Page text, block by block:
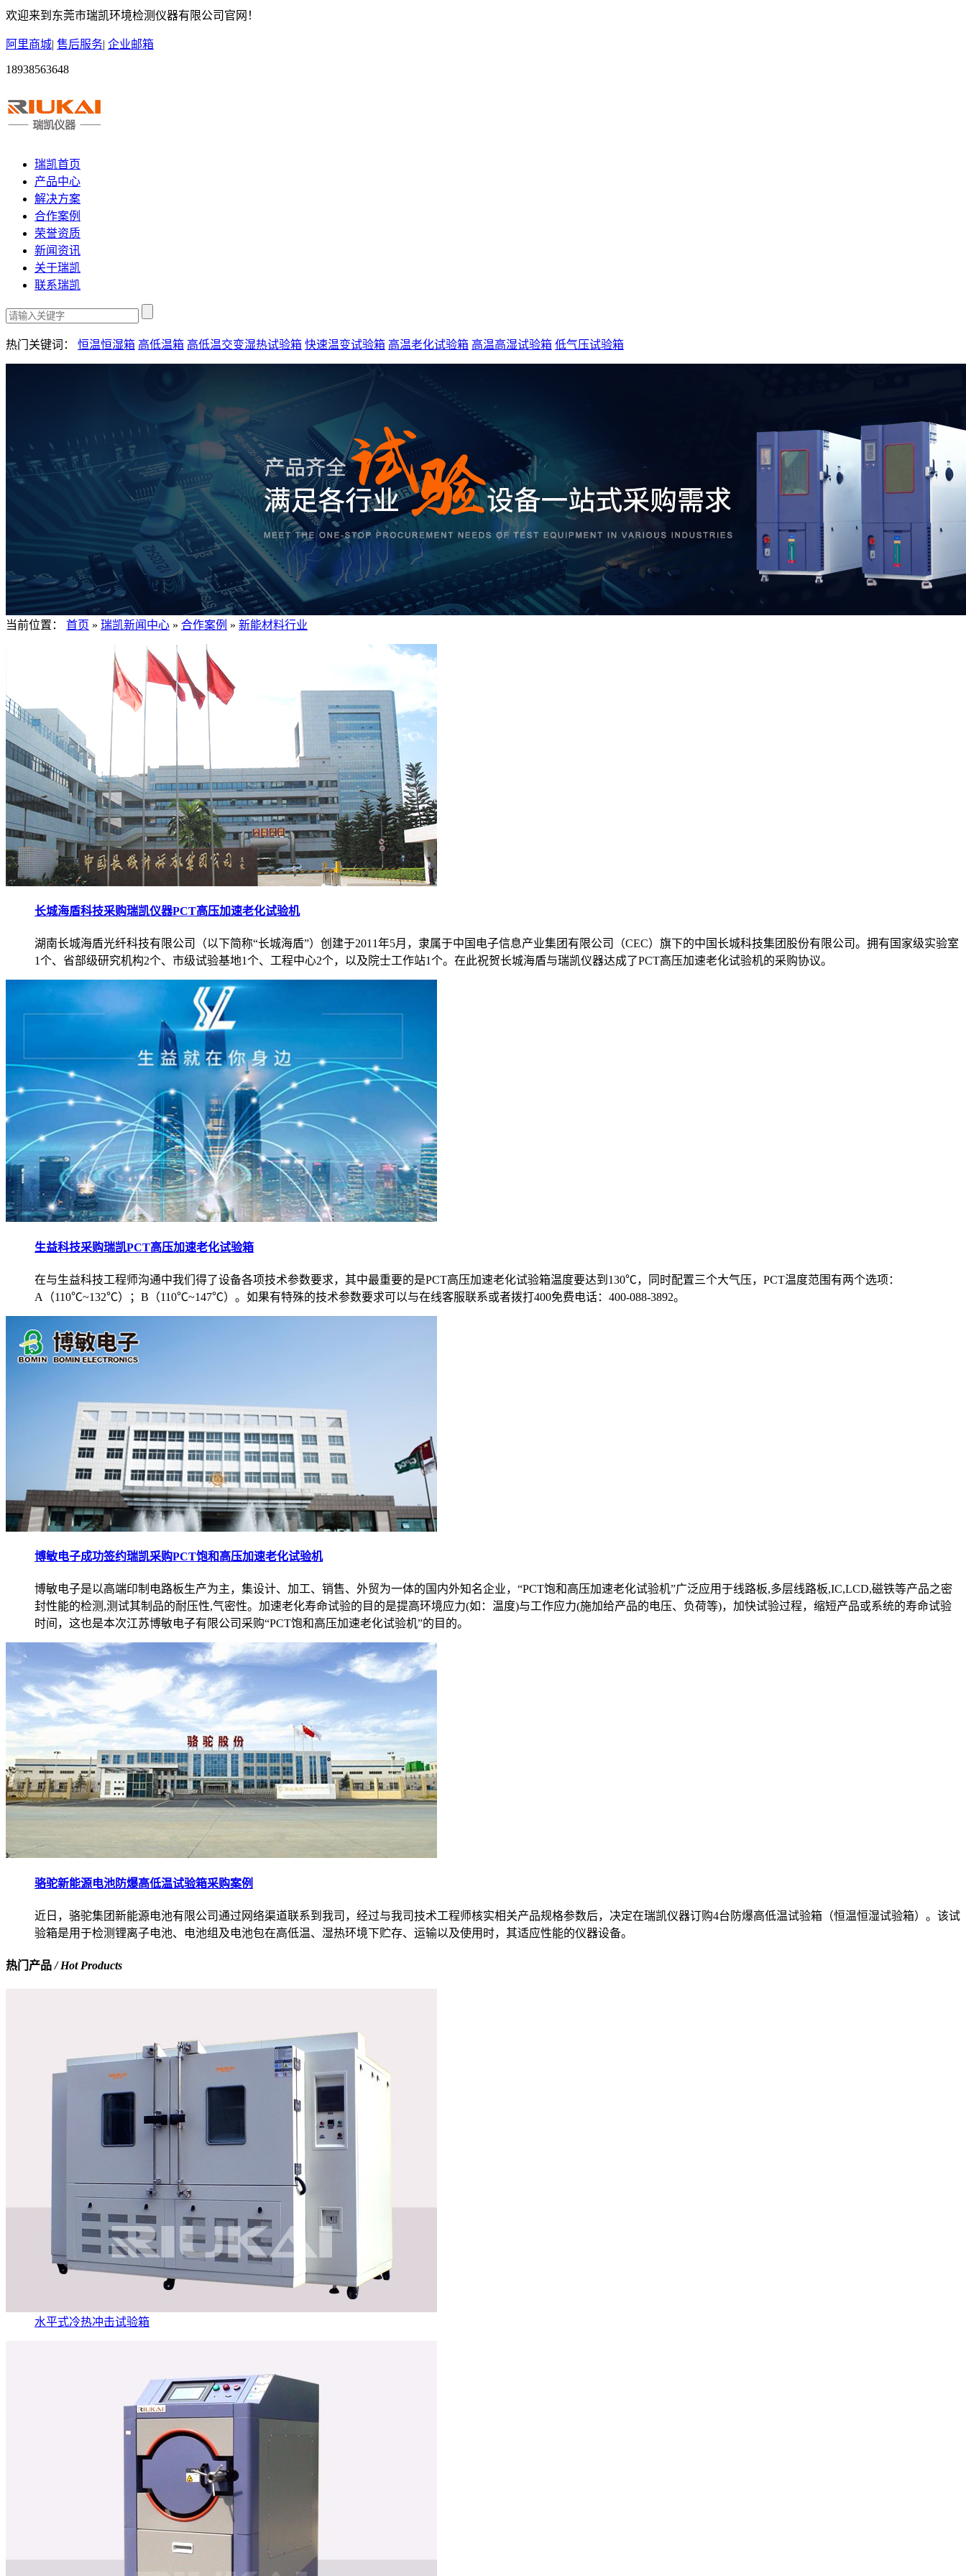
欢迎来到东莞市瑞凯环境检测仪器有限公司官网！
阿里商城| 售后服务| 企业邮箱
18938563648
瑞凯首页
产品中心
解决方案
合作案例
荣誉资质
新闻资讯
关于瑞凯
联系瑞凯
热门关键词： 恒温恒湿箱 高低温箱 高低温交变湿热试验箱 快速温变试验箱 高温老化试验箱 高温高湿试验箱 低气压试验箱
当前位置： 首页 » 瑞凯新闻中心 » 合作案例 » 新能材料行业
长城海盾科技采购瑞凯仪器PCT高压加速老化试验机
湖南长城海盾光纤科技有限公司（以下简称“长城海盾”）创建于2011年5月，隶属于中国电子信息产业集团有限公司（CEC）旗下的中国长城科技集团股份有限公司。拥有国家级实验室
1个、省部级研究机构2个、市级试验基地1个、工程中心2个，以及院士工作站1个。在此祝贺长城海盾与瑞凯仪器达成了PCT高压加速老化试验机的采购协议。
生益科技采购瑞凯PCT高压加速老化试验箱
在与生益科技工程师沟通中我们得了设备各项技术参数要求，其中最重要的是PCT高压加速老化试验箱温度要达到130℃，同时配置三个大气压，PCT温度范围有两个选项：
A（110℃~132℃）；B（110℃~147℃）。如果有特殊的技术参数要求可以与在线客服联系或者拨打400免费电话：400-088-3892。
博敏电子成功签约瑞凯采购PCT饱和高压加速老化试验机
博敏电子是以高端印制电路板生产为主，集设计、加工、销售、外贸为一体的国内外知名企业，“PCT饱和高压加速老化试验机”广泛应用于线路板,多层线路板,IC,LCD,磁铁等产品之密
封性能的检测,测试其制品的耐压性,气密性。加速老化寿命试验的目的是提高环境应力(如：温度)与工作应力(施加给产品的电压、负荷等)，加快试验过程，缩短产品或系统的寿命试验
时间，这也是本次江苏博敏电子有限公司采购“PCT饱和高压加速老化试验机”的目的。
骆驼新能源电池防爆高低温试验箱采购案例
近日，骆驼集团新能源电池有限公司通过网络渠道联系到我司，经过与我司技术工程师核实相关产品规格参数后，决定在瑞凯仪器订购4台防爆高低温试验箱（恒温恒湿试验箱）。该试
验箱是用于检测锂离子电池、电池组及电池包在高低温、湿热环境下贮存、运输以及使用时，其适应性能的仪器设备。
热门产品/ Hot Products
水平式冷热冲击试验箱